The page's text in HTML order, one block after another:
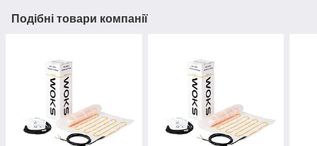
Подібні товари компанії